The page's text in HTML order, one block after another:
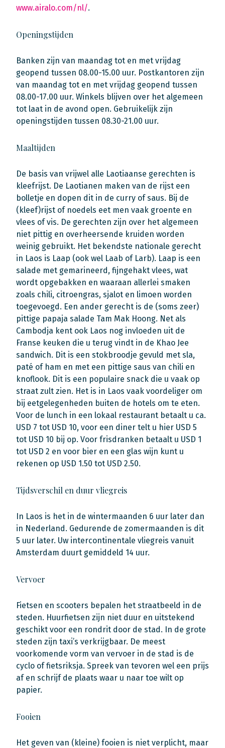
www.airalo.com/nl/.
Openingstijden
Banken zijn van maandag tot en met vrijdag
geopend tussen 08.00-15.00 uur. Postkantoren zijn
van maandag tot en met vrijdag geopend tussen
08.00-17.00 uur. Winkels blijven over het algemeen
tot laat in de avond open. Gebruikelijk zijn
openingstijden tussen 08.30-21.00 uur.
Maaltijden
De basis van vrijwel alle Laotiaanse gerechten is
kleefrijst. De Laotianen maken van de rijst een
bolletje en dopen dit in de curry of saus. Bij de
(kleef)rijst of noedels eet men vaak groente en
vlees of vis. De gerechten zijn over het algemeen
niet pittig en overheersende kruiden worden
weinig gebruikt. Het bekendste nationale gerecht
in Laos is Laap (ook wel Laab of Larb). Laap is een
salade met gemarineerd, fijngehakt vlees, wat
wordt opgebakken en waaraan allerlei smaken
zoals chili, citroengras, sjalot en limoen worden
toegevoegd. Een ander gerecht is de (soms zeer)
pittige papaja salade Tam Mak Hoong. Net als
Cambodja kent ook Laos nog invloeden uit de
Franse keuken die u terug vindt in de Khao Jee
sandwich. Dit is een stokbroodje gevuld met sla,
paté of ham en met een pittige saus van chili en
knoflook. Dit is een populaire snack die u vaak op
straat zult zien. Het is in Laos vaak voordeliger om
bij eetgelegenheden buiten de hotels om te eten.
Voor de lunch in een lokaal restaurant betaalt u ca.
USD 7 tot USD 10, voor een diner telt u hier USD 5
tot USD 10 bij op. Voor frisdranken betaalt u USD 1
tot USD 2 en voor bier en een glas wijn kunt u
rekenen op USD 1.50 tot USD 2.50.
Tijdsverschil en duur vliegreis
In Laos is het in de wintermaanden 6 uur later dan
in Nederland. Gedurende de zomermaanden is dit
5 uur later. Uw intercontinentale vliegreis vanuit
Amsterdam duurt gemiddeld 14 uur.
Vervoer
Fietsen en scooters bepalen het straatbeeld in de
steden. Huurfietsen zijn niet duur en uitstekend
geschikt voor een rondrit door de stad. In de grote
steden zijn taxi’s verkrijgbaar. De meest
voorkomende vorm van vervoer in de stad is de
cyclo of fietsriksja. Spreek van tevoren wel een prijs
af en schrijf de plaats waar u naar toe wilt op
papier.
Fooien
Het geven van (kleine) fooien is niet verplicht, maar